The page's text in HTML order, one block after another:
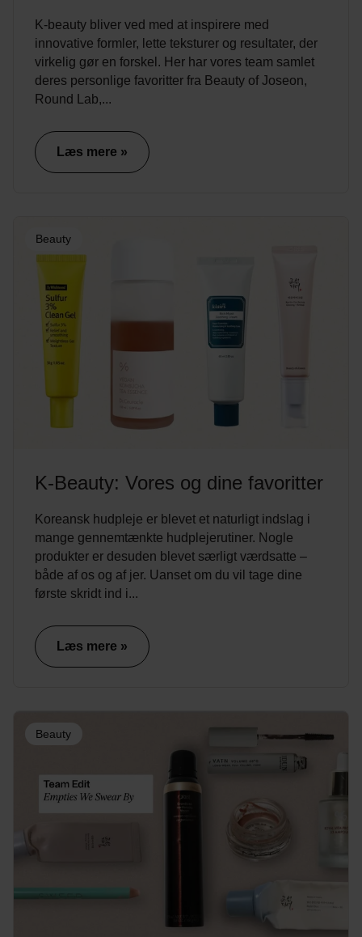
K-beauty bliver ved med at inspirere med
innovative formler, lette teksturer og resultater, der
virkelig gør en forskel. Her har vores team samlet
deres personlige favoritter fra Beauty of Joseon,
Round Lab,...
Læs mere »
Beauty
K-Beauty: Vores og dine favoritter
Koreansk hudpleje er blevet et naturligt indslag i
mange gennemtænkte hudplejerutiner. Nogle
produkter er desuden blevet særligt værdsatte –
både af os og af jer. Uanset om du vil tage dine
første skridt ind i...
Læs mere »
Beauty